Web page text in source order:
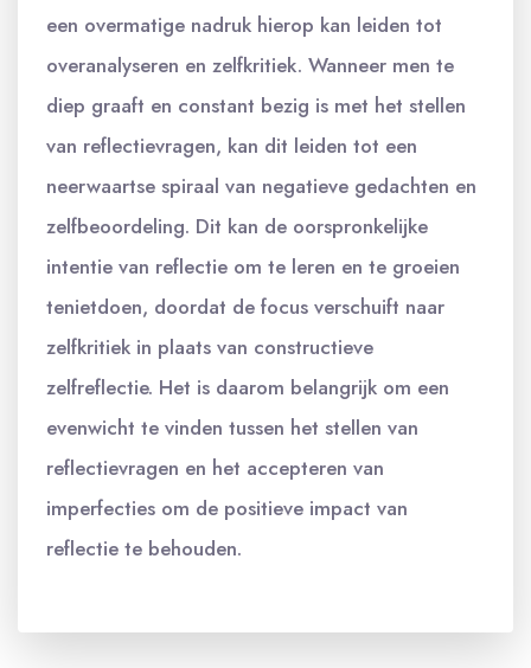
een overmatige nadruk hierop kan leiden tot
overanalyseren en zelfkritiek. Wanneer men te
diep graaft en constant bezig is met het stellen
van reflectievragen, kan dit leiden tot een
neerwaartse spiraal van negatieve gedachten en
zelfbeoordeling. Dit kan de oorspronkelijke
intentie van reflectie om te leren en te groeien
tenietdoen, doordat de focus verschuift naar
zelfkritiek in plaats van constructieve
zelfreflectie. Het is daarom belangrijk om een
evenwicht te vinden tussen het stellen van
reflectievragen en het accepteren van
imperfecties om de positieve impact van
reflectie te behouden.